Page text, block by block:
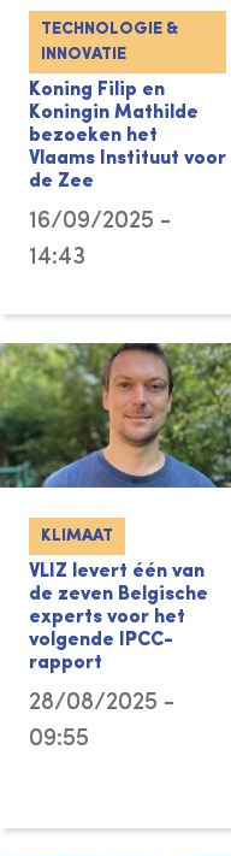
TECHNOLOGIE &
INNOVATIE
Koning Filip en
Koningin Mathilde
bezoeken het
Vlaams Instituut voor
de Zee
16/09/2025 -
14:43
KLIMAAT
VLIZ levert één van
de zeven Belgische
experts voor het
volgende IPCC-
rapport
28/08/2025 -
09:55